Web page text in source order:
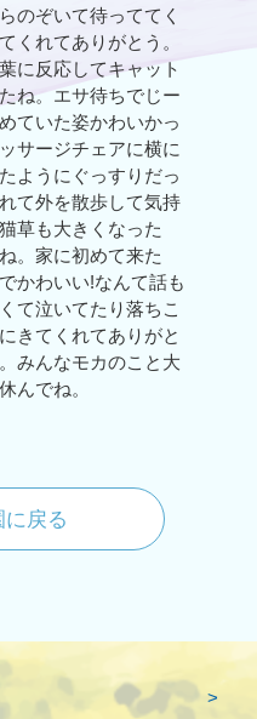
のぞいて待っててく
くれてありがとう。
に反応してキャット
ね。エサ待ちでじー
ていた姿かわいかっ
サージチェアに横に
ようにぐっすりだっ
て外を散歩して気持
草も大きくなった
。家に初めて来た
かわいい!なんて話も
て泣いてたり落ちこ
きてくれてありがと
みんなモカのこと大
んでね。
戻る